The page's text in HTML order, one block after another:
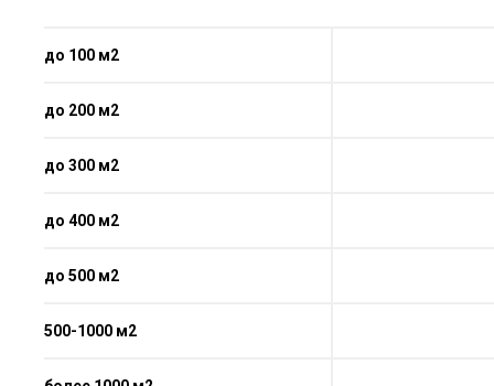
до 100 м2
до 200 м2
до 300 м2
до 400 м2
до 500 м2
500-1000 м2